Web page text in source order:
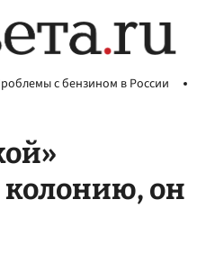
с бензином в России
колонию, он